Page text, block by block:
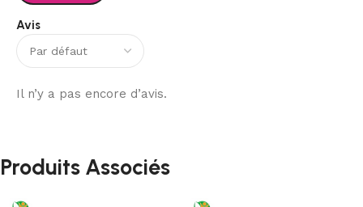
Avis
Il n’y a pas encore d’avis.
Produits Associés